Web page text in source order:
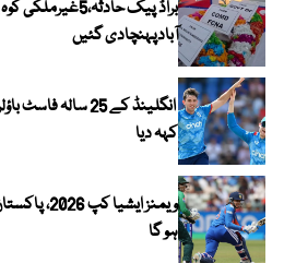
براڈ پیک
آبادپہنچادی گئیں
انگلینڈ کے 25 سالہ
کہہ دیا
ویمنز
ہو گا